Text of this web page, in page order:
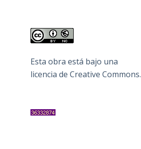
Esta obra está bajo una
licencia de Creative Commons.